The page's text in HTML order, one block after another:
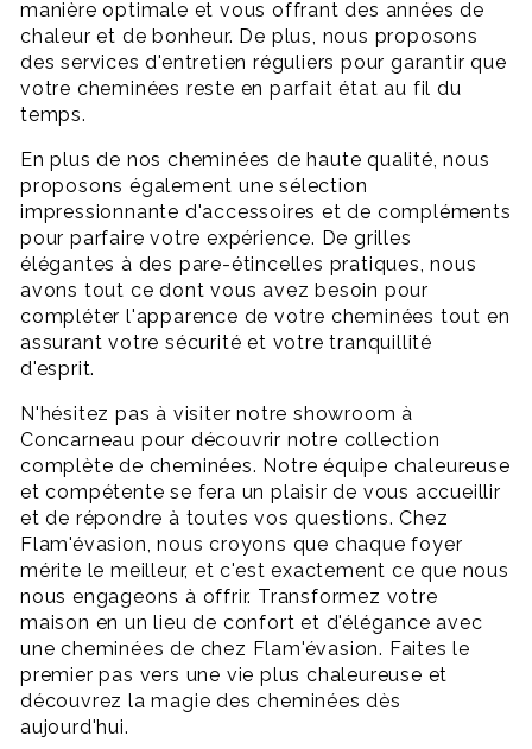
manière optimale et vous offrant des années de
chaleur et de bonheur. De plus, nous proposons
des services d'entretien réguliers pour garantir que
votre cheminées reste en parfait état au fil du
temps.
En plus de nos cheminées de haute qualité, nous
proposons également une sélection
impressionnante d'accessoires et de compléments
pour parfaire votre expérience. De grilles
élégantes à des pare-étincelles pratiques, nous
avons tout ce dont vous avez besoin pour
compléter l'apparence de votre cheminées tout en
assurant votre sécurité et votre tranquillité
d'esprit.
N'hésitez pas à visiter notre showroom à
Concarneau pour découvrir notre collection
complète de cheminées. Notre équipe chaleureuse
et compétente se fera un plaisir de vous accueillir
et de répondre à toutes vos questions. Chez
Flam'évasion, nous croyons que chaque foyer
mérite le meilleur, et c'est exactement ce que nous
nous engageons à offrir. Transformez votre
maison en un lieu de confort et d'élégance avec
une cheminées de chez Flam'évasion. Faites le
premier pas vers une vie plus chaleureuse et
découvrez la magie des cheminées dès
aujourd'hui.